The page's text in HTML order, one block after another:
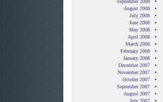
September 2008
August 2008
July 2008
June 2008
May 2008
April 2008
March 2008
February 2008
January 2008
December 2007
November 2007
October 2007
September 2007
August 2007
July 2007